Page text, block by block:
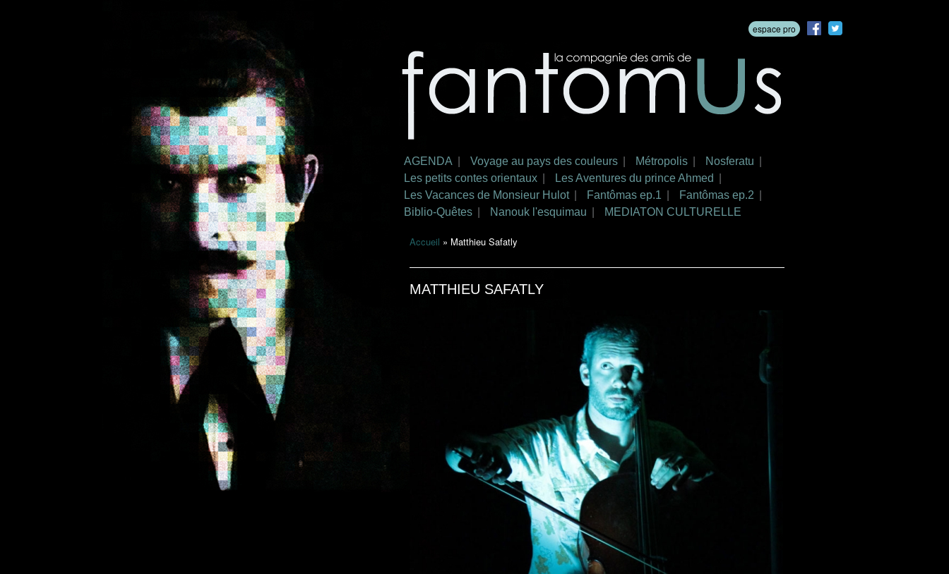
espace pro
compagnie
des amis
fantomus
concert
Menu principal
AGENDA Voyage au pays des couleurs Métropolis
Nosferatu
Les petits contes orientaux
Les Aventures du prince Ahmed
Les Vacances de Monsieur Hulot
Fantômas ep.1
Fantômas ep.2
Biblio-Quêtes
Nanouk l'esquimau MEDIATON CULTURELLE
Accueil » Matthieu Safatly
MATTHIEU SAFATLY